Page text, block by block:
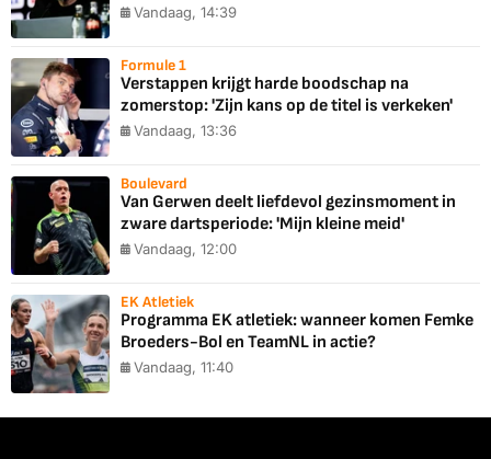
Vandaag, 14:39
Formule 1
Verstappen krijgt harde boodschap na
zomerstop: 'Zijn kans op de titel is verkeken'
Vandaag, 13:36
Boulevard
Van Gerwen deelt liefdevol gezinsmoment in
zware dartsperiode: 'Mijn kleine meid'
Vandaag, 12:00
EK Atletiek
Programma EK atletiek: wanneer komen Femke
Broeders-Bol en TeamNL in actie?
Vandaag, 11:40